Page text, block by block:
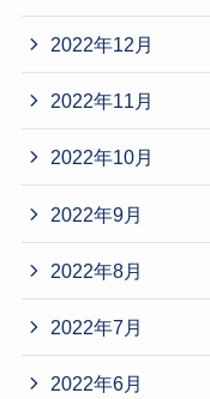
2022年12月
2022年11月
2022年10月
2022年9月
2022年8月
2022年7月
2022年6月